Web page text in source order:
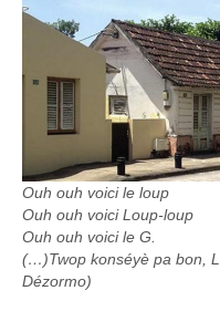
Ouh ouh voici le loup
Ouh ouh voici Loup-loup
Ouh ouh voici le G.
(…)Twop konséyè pa bon,
Dézormo)